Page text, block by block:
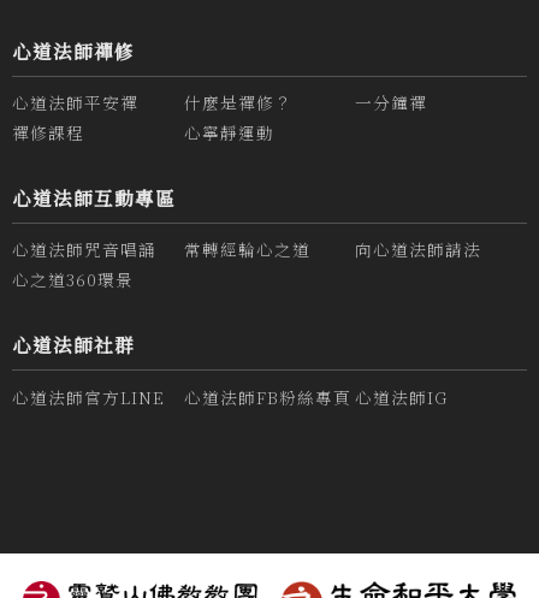
心道法師禪修
心道法師平安禪 什麼是禪修？
一分鐘禪
禪修課程
心寧靜運動
心道法師互動專區
心道法師咒音唱誦 常轉經輪心之道
向心道法師請法
心之道360環景
心道法師社群
心道法師官方LINE 心道法師FB粉絲專頁 心道法師IG